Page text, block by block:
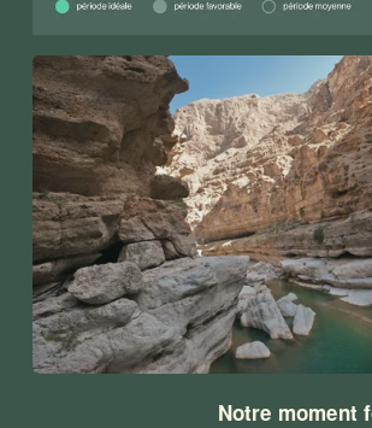
Notre moment